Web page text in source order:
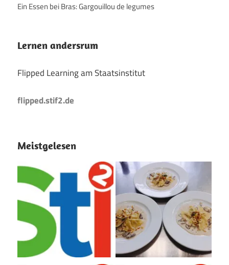
Ein Essen bei Bras: Gargouillou de legumes
Lernen andersrum
Flipped Learning am Staatsinstitut
flipped.stif2.de
Meistgelesen